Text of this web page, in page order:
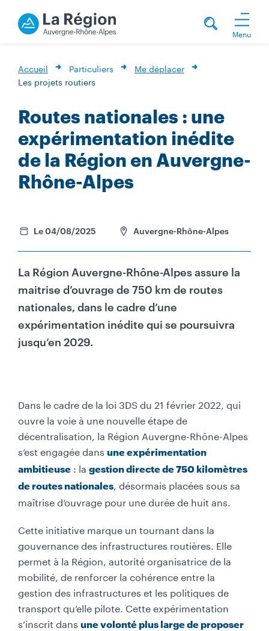
Menu
Accueil Particuliers
Me déplacer
Les projets routiers
Routes nationales : une
expérimentation inédite
de la Région en Auvergne-
Rhône-Alpes
Le 04/08/2025 Auvergne-Rhône-Alpes
La Région Auvergne-Rhône-Alpes assure la
maitrise d’ouvrage de 750 km de routes
nationales, dans le cadre d’une
expérimentation inédite qui se poursuivra
jusqu’en 2029.
Dans le cadre de la loi 3DS du 21 février 2022, qui
ouvre la voie à une nouvelle étape de
décentralisation, la Région Auvergne-Rhône-Alpes
s’est engagée dans une expérimentation
ambitieuse : la gestion directe de 750 kilomètres
de routes nationales, désormais placées sous sa
maîtrise d’ouvrage pour une durée de huit ans.
Cette initiative marque un tournant dans la
gouvernance des infrastructures routières. Elle
permet à la Région, autorité organisatrice de la
mobilité, de renforcer la cohérence entre la
gestion des infrastructures et les politiques de
transport qu’elle pilote. Cette expérimentation
s’inscrit dans une volonté plus large de proposer